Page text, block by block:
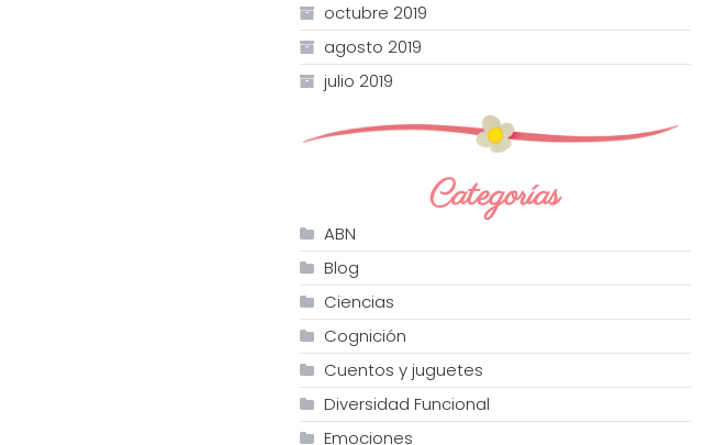
octubre 2019
agosto 2019
julio 2019
Categorías
ABN
Blog
Ciencias
Cognición
Cuentos y juguetes
Diversidad Funcional
Emociones